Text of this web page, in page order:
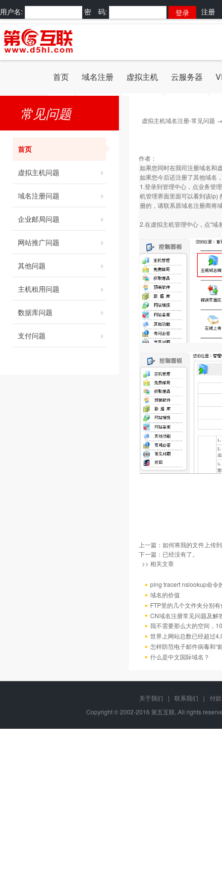
用户名: 密 码: 注册
首页 域名注册 虚拟主机 云服务器
常见问题
首页
虚拟主机问题
域名注册问题
企业邮局问题
网站推广问题
其他问题
主机租用问题
数据库问题
支付问题
虚拟主机域名注册-常见问题
作者：
如果您同时在我司注册域名和
如果您今后还注册了其他域名
1.登录到管理中心，点业务管
机管理界面里面可以看到该ip)
册的，请联系原域名注册商将
2.在虚拟主机管理中心，点“域
上一篇： 如何将我的文件上传
下一篇：已经没有了。
>> 相关文章
ping tracert nslookup命令
域名的价值
FTP里的几个文件夹分别
CN域名注册常见问题及解
我不需要那么大的空间，
世界上网站总数已经超过
怎样防范电子邮件病毒和“
什么是中文国际域名？
关于我们 | 联系我们 |
付
Copyright © 2002-2016 第五互联, All rights